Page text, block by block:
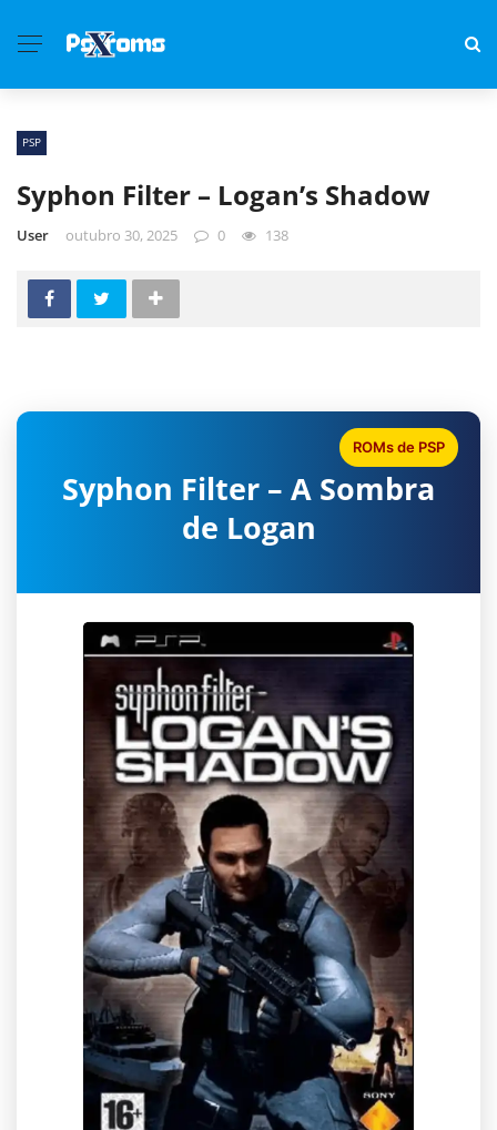
PSP
Syphon Filter – Logan’s Shadow
User outubro 30, 2025 0 138
Syphon Filter – A Sombra
de Logan
ROMs de PSP